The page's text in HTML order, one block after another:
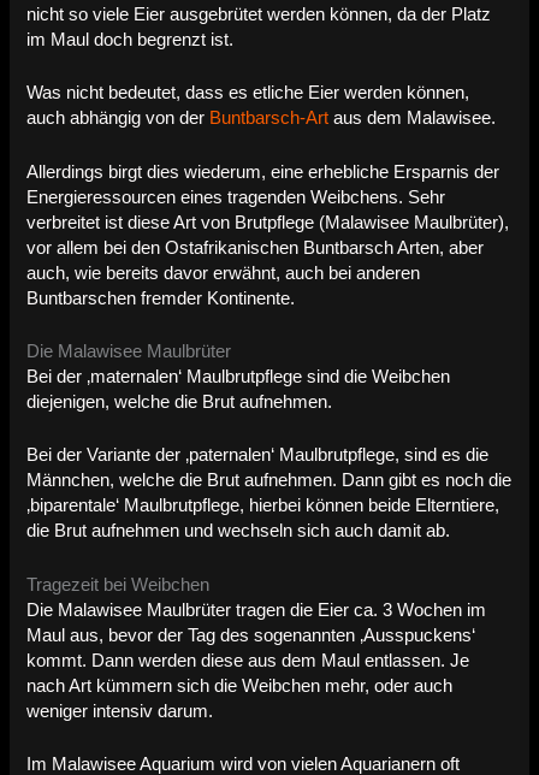
nicht so viele Eier ausgebrütet werden können, da der Platz
im Maul doch begrenzt ist.
Was nicht bedeutet, dass es etliche Eier werden können,
auch abhängig von der Buntbarsch-Art aus dem Malawisee.
Allerdings birgt dies wiederum, eine erhebliche Ersparnis der
Energieressourcen eines tragenden Weibchens. Sehr
verbreitet ist diese Art von Brutpflege (Malawisee Maulbrüter),
vor allem bei den Ostafrikanischen Buntbarsch Arten, aber
auch, wie bereits davor erwähnt, auch bei anderen
Buntbarschen fremder Kontinente.
Die Malawisee Maulbrüter
Bei der ‚maternalen‘ Maulbrutpflege sind die Weibchen
diejenigen, welche die Brut aufnehmen.
Bei der Variante der ‚paternalen‘ Maulbrutpflege, sind es die
Männchen, welche die Brut aufnehmen. Dann gibt es noch die
‚biparentale‘ Maulbrutpflege, hierbei können beide Elterntiere,
die Brut aufnehmen und wechseln sich auch damit ab.
Tragezeit bei Weibchen
Die Malawisee Maulbrüter tragen die Eier ca. 3 Wochen im
Maul aus, bevor der Tag des sogenannten ‚Ausspuckens‘
kommt. Dann werden diese aus dem Maul entlassen. Je
nach Art kümmern sich die Weibchen mehr, oder auch
weniger intensiv darum.
Im Malawisee Aquarium wird von vielen Aquarianern oft